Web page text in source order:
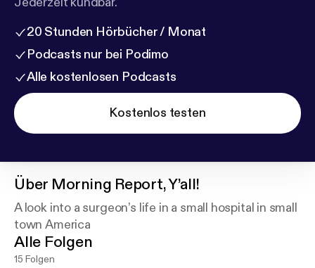
20 Stunden Hörbücher / Monat
Podcasts nur bei Podimo
Alle kostenlosen Podcasts
Kostenlos testen
Über Morning Report, Y’all!
A look into a surgeon’s life in a small hospital in small
town America
Alle Folgen
15 Folgen